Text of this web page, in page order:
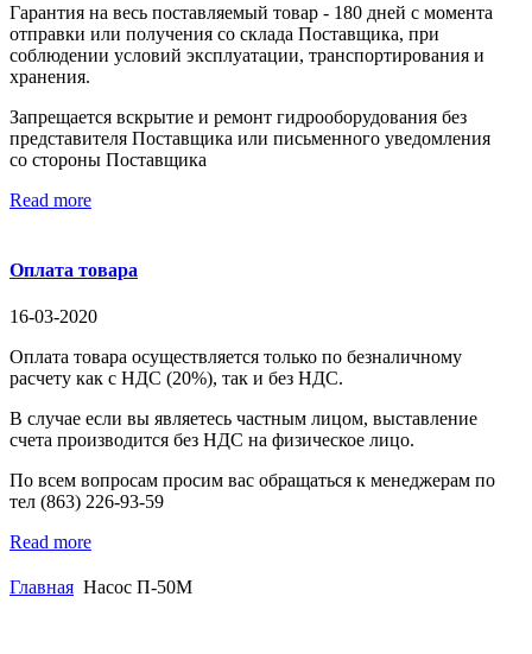
Гарантия на весь поставляемый товар - 180 дней с момента
отправки или получения со склада Поставщика, при
соблюдении условий эксплуатации, транспортирования и
хранения.
Запрещается вскрытие и ремонт гидрооборудования без
представителя Поставщика или письменного уведомления
со стороны Поставщика
Read more
Оплата товара
16-03-2020
Оплата товара осуществляется только по безналичному
расчету как с НДС (20%), так и без НДС.
В случае если вы являетесь частным лицом, выставление
счета производится без НДС на физическое лицо.
По всем вопросам просим вас обращаться к менеджерам по
тел (863) 226-93-59
Read more
Главная Насос П-50М